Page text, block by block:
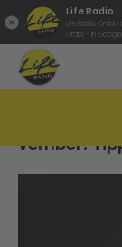
Life Radio
Life Radio GmbH
Gratis - in
vember!